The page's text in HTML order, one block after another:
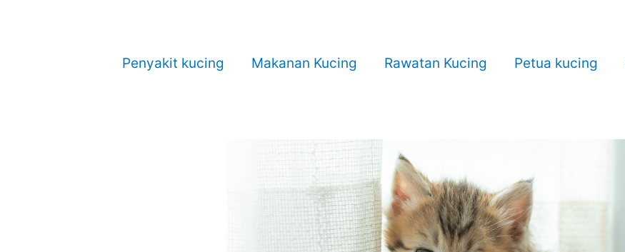
Penyakit kucing Makanan Kucing Rawatan Kucing Petua kucing